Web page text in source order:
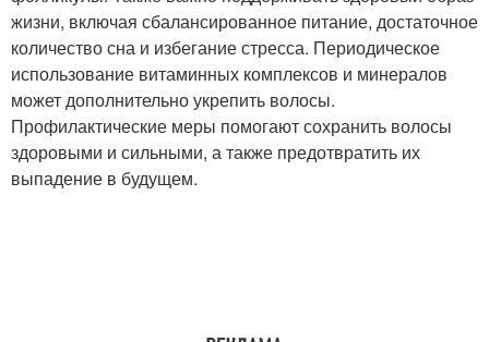
жизни, включая сбалансированное питание, достаточное
количество сна и избегание стресса. Периодическое
использование витаминных комплексов и минералов
может дополнительно укрепить волосы.
Профилактические меры помогают сохранить волосы
здоровыми и сильными, а также предотвратить их
выпадение в будущем.